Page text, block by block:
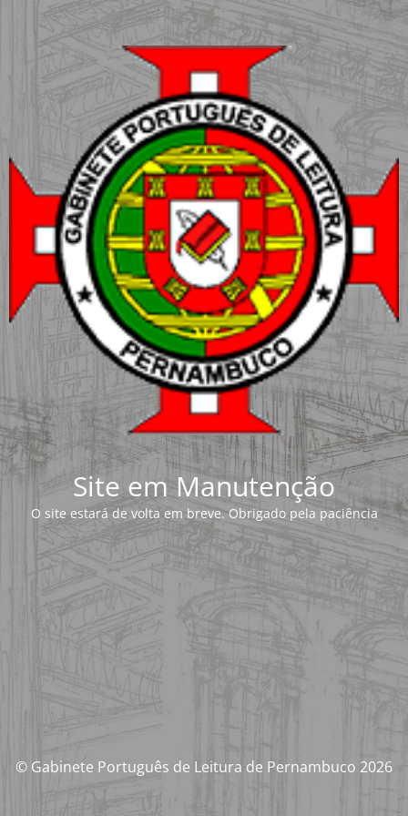
Site em Manutenção
O site estará de volta em breve. Obrigado pela paciência
© Gabinete Português de Leitura de Pernambuco 2026